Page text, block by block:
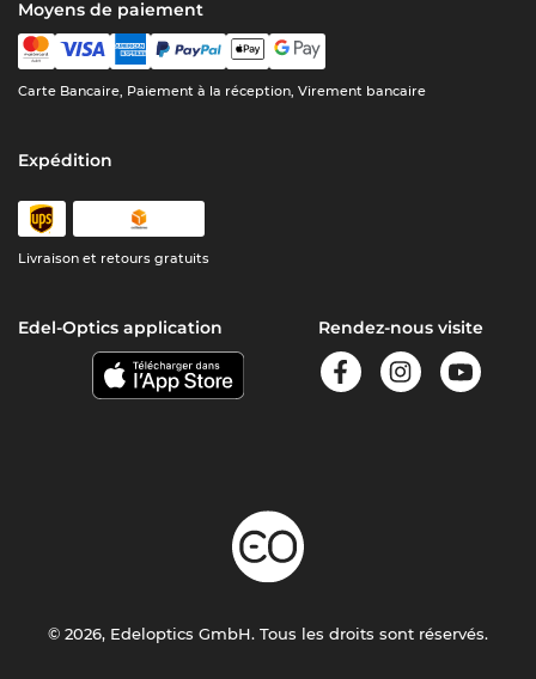
Moyens de paiement
Carte Bancaire, Paiement à la réception, Virement bancaire
Expédition
Livraison et retours gratuits
Edel-Optics application Rendez-nous visite
© 2026, Edeloptics GmbH. Tous les droits sont réservés.